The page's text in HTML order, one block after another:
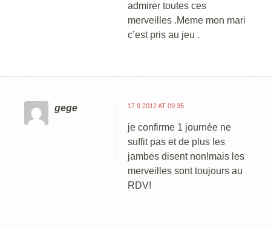
admirer toutes ces
merveilles .Meme mon mari
c’est pris au jeu .
gege 17.9.2012 AT 09:35
je confirme 1 journée ne
suffit pas et de plus les
jambes disent non!mais les
merveilles sont toujours au
RDV!